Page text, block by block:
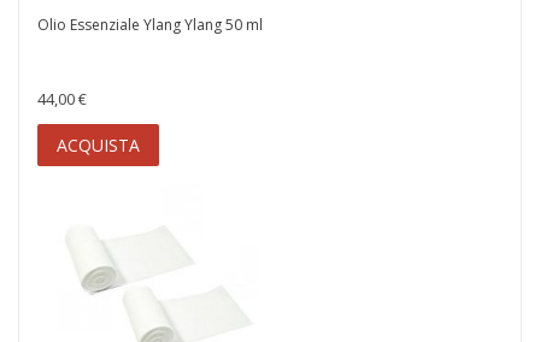
Olio Essenziale Ylang Ylang 50 ml
44,00 €
ACQUISTA